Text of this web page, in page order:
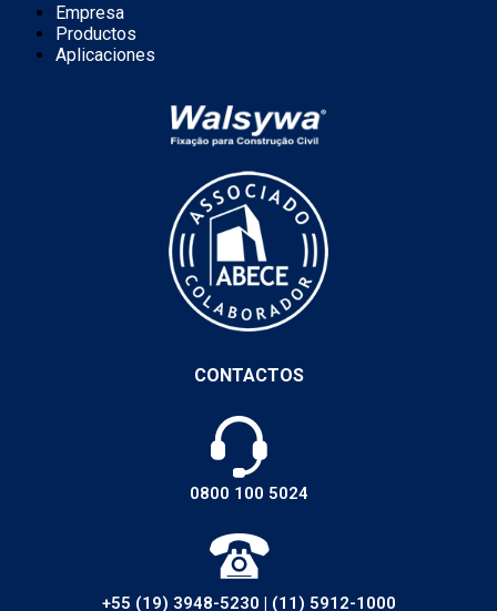
Empresa
Productos
Aplicaciones
CONTACTOS
0800 100 5024
+55 (19) 3948-5230 (11) 5912-1000